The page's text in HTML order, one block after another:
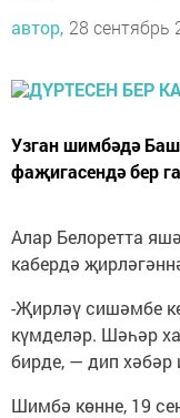
автор, 28 сентябрь
Узган шимбәдә
фаҗигасендә бер
Алар Белоретта
кабердә
-Җирләү сишәмбе
күмделәр. Шәһәр
бирде, — дип хәбәр
Шимбә көнне, 19